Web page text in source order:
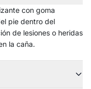
con goma
pie dentro del
de lesiones o heridas
la caña.